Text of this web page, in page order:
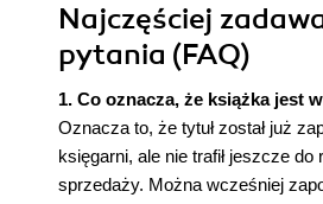
Najczęściej
pytania (FAQ)
1. Co oznacza, że książka jest
Oznacza to, że tytuł został już
księgarni, ale nie trafił jeszcze do
sprzedaży. Można wcześniej